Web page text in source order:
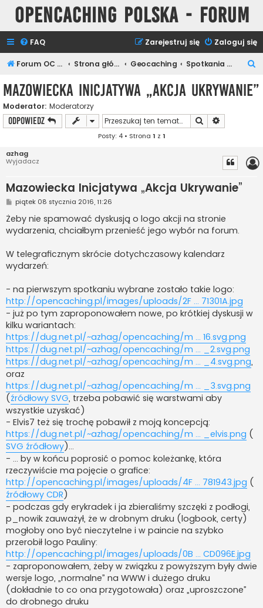
Opencaching Polska - Forum
FAQ Zaloguj się
Zarejestruj się
Forum OC PL Strona główna Geocaching Spotkania Keszerów
Mazowiecka Inicjatywa „Akcja Ukrywanie”
Moderator: Moderatorzy
ODPOWIEDZ Szukaj
Posty: 4 • Strona 1 z 1
azhag
Wyjadacz
Mazowiecka Inicjatywa „Akcja Ukrywanie”
P
o
s
t
piątek 08 stycznia 2016, 11:26
Żeby nie spamować dyskusją o logo akcji na stronie
wydarzenia, chciałbym przenieść jego wybór na forum.
W telegraficznym skrócie dotychczasowy kalendarz
wydarzeń:
- na pierwszym spotkaniu wybrane zostało takie logo:
http://opencaching.pl/images/uploads/2F ... 71301A.jpg
- już po tym zaproponowałem nowe, po krótkiej dyskusji w
kilku wariantach:
https://dug.net.pl/~azhag/opencaching/m ... 16.svg.png
https://dug.net.pl/~azhag/opencaching/m ... _2.svg.png
https://dug.net.pl/~azhag/opencaching/m ... _4.svg.png,
oraz
https://dug.net.pl/~azhag/opencaching/m ... _3.svg.png
(źródłowy SVG, trzeba pobawić się warstwami aby
wszystkie uzyskać)
- Elvis7 też się trochę pobawił z moją koncepcją:
https://dug.net.pl/~azhag/opencaching/m ... _elvis.png (
SVG źródłowy)...
- ... by w końcu poprosić o pomoc koleżankę, która
rzeczywiście ma pojęcie o grafice:
http://opencaching.pl/images/uploads/4F ... 781943.jpg (
źródłowy CDR)
- podczas gdy erykradek i ja zbieraliśmy szczęki z podłogi,
p_nowik zauważył, że w drobnym druku (logbook, certy)
mogłoby ono być nieczytelne i w paincie na szybko
przerobił logo Pauliny:
http://opencaching.pl/images/uploads/0B ... CD096E.jpg
- zaproponowałem, żeby w związku z powyższym były dwie
wersje logo, „normalne” na WWW i dużego druku
(dokładnie to co ona przygotowała) oraz „uproszczone”
do drobnego druku